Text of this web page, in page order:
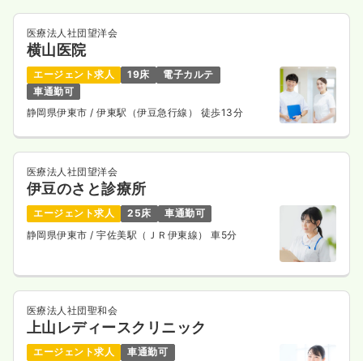
医療法人社団望洋会
横山医院
エージェント求人 19床
電子カルテ
車通勤可
静岡県伊東市/ 伊東駅（伊豆急行線） 徒歩13分
医療法人社団望洋会
伊豆のさと診療所
エージェント求人 25床
車通勤可
静岡県伊東市 / 宇佐美駅（ＪＲ伊東線） 車5分
医療法人社団聖和会
上山レディースクリニック
エージェント求人
車通勤可